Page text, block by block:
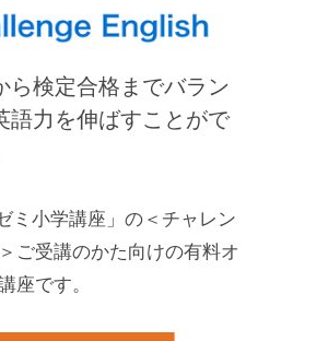
ら検定合格までバラン
語力を伸ばすことがで
ミ小学講座」の＜チャレン
ご受講のかた向けの有料オ
座です。